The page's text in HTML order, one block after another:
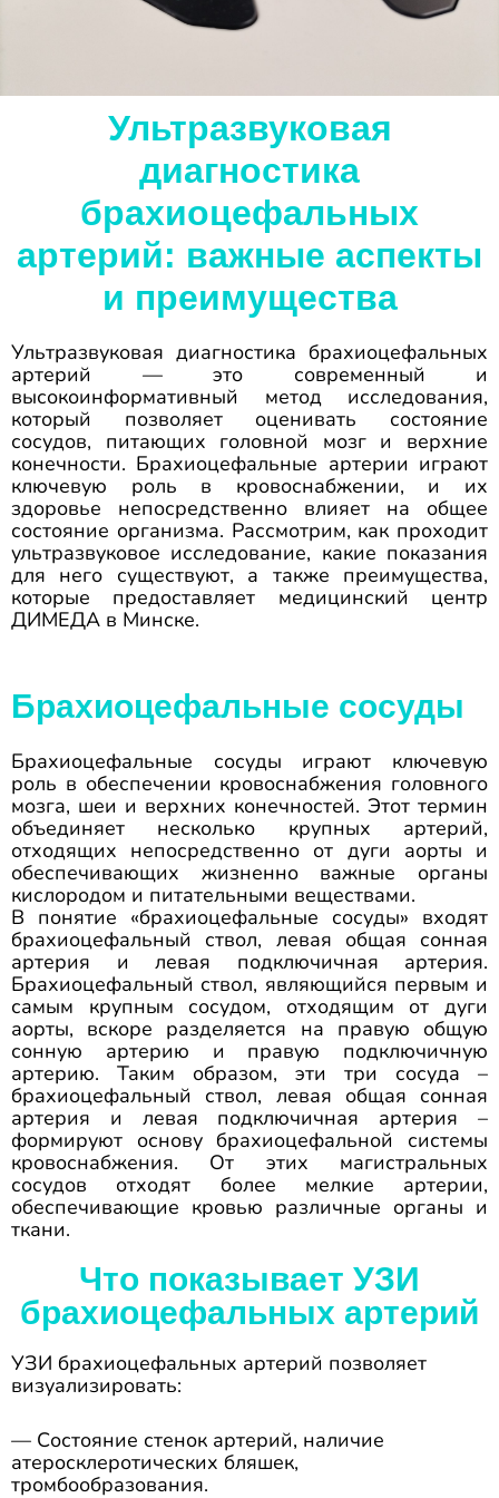
Ультразвуковая
диагностика
брахиоцефальных
артерий: важные аспекты
и преимущества
Ультразвуковая диагностика брахиоцефальных
артерий — это современный и
высокоинформативный метод исследования,
который позволяет оценивать состояние
сосудов, питающих головной мозг и верхние
конечности. Брахиоцефальные артерии играют
ключевую роль в кровоснабжении, и их
здоровье непосредственно влияет на общее
состояние организма. Рассмотрим, как проходит
ультразвуковое исследование, какие показания
для него существуют, а также преимущества,
которые предоставляет медицинский центр
ДИМЕДА в Минске.
Брахиоцефальные сосуды
Брахиоцефальные сосуды играют ключевую
роль в обеспечении кровоснабжения головного
мозга, шеи и верхних конечностей. Этот термин
объединяет несколько крупных артерий,
отходящих непосредственно от дуги аорты и
обеспечивающих жизненно важные органы
кислородом и питательными веществами.
В понятие «брахиоцефальные сосуды» входят
брахиоцефальный ствол, левая общая сонная
артерия и левая подключичная артерия.
Брахиоцефальный ствол, являющийся первым и
самым крупным сосудом, отходящим от дуги
аорты, вскоре разделяется на правую общую
сонную артерию и правую подключичную
артерию. Таким образом, эти три сосуда –
брахиоцефальный ствол, левая общая сонная
артерия и левая подключичная артерия –
формируют основу брахиоцефальной системы
кровоснабжения. От этих магистральных
сосудов отходят более мелкие артерии,
обеспечивающие кровью различные органы и
ткани.
Что показывает УЗИ
брахиоцефальных артерий
УЗИ брахиоцефальных артерий позволяет
визуализировать:
— Состояние стенок артерий, наличие
атеросклеротических бляшек,
тромбообразования.